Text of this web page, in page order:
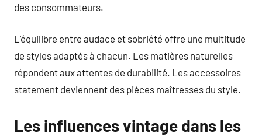
des consommateurs.
L’équilibre entre audace et sobriété offre une multitude
de styles adaptés à chacun. Les matières naturelles
répondent aux attentes de durabilité. Les accessoires
statement deviennent des pièces maîtresses du style.
Les influences vintage dans les